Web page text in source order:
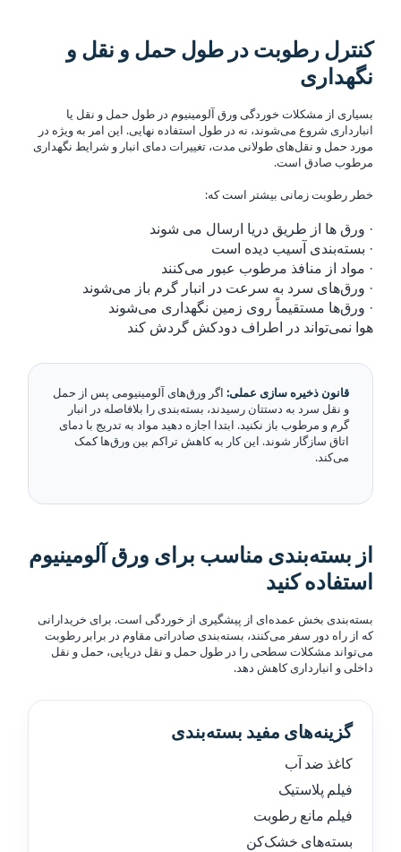
کنترل رطوبت در طول حمل و نقل و
نگهداری
بسیاری از مشکلات خوردگی ورق آلومینیوم در طول حمل و نقل یا
انبارداری شروع می‌شوند، نه در طول استفاده نهایی. این امر به ویژه در
مورد حمل و نقل‌های طولانی مدت، تغییرات دمای انبار و شرایط نگهداری
مرطوب صادق است.
خطر رطوبت زمانی بیشتر است که:
· ورق ها از طریق دریا ارسال می شوند
· بسته‌بندی آسیب دیده است
· مواد از منافذ مرطوب عبور می‌کنند
· ورق‌های سرد به سرعت در انبار گرم باز می‌شوند
· ورق‌ها مستقیماً روی زمین نگهداری می‌شوند
هوا نمی‌تواند در اطراف دودکش گردش کند
قانون ذخیره سازی عملی: اگر ورق‌های آلومینیومی پس از حمل
و نقل سرد به دستتان رسیدند، بسته‌بندی را بلافاصله در انبار
گرم و مرطوب باز نکنید. ابتدا اجازه دهید مواد به تدریج با دمای
اتاق سازگار شوند. این کار به کاهش تراکم بین ورق‌ها کمک
می‌کند.
از بسته‌بندی مناسب برای ورق آلومینیوم
استفاده کنید
بسته‌بندی بخش عمده‌ای از پیشگیری از خوردگی است. برای خریدارانی
که از راه دور سفر می‌کنند، بسته‌بندی صادراتی مقاوم در برابر رطوبت
می‌تواند مشکلات سطحی را در طول حمل و نقل دریایی، حمل و نقل
داخلی و انبارداری کاهش دهد.
گزینه‌های مفید بسته‌بندی
کاغذ ضد آب
فیلم پلاستیک
فیلم مانع رطوبت
بسته‌های خشک‌کن